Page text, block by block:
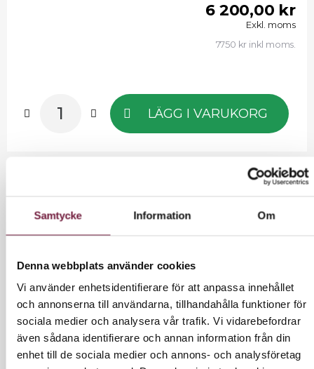
Samtycke Information Om
Denna webbplats använder cookies
Vi använder enhetsidentifierare för att anpassa innehållet
och annonserna till användarna, tillhandahålla funktioner för
sociala medier och analysera vår trafik. Vi vidarebefordrar
även sådana identifierare och annan information från din
enhet till de sociala medier och annons- och analysföretag
6 200,00 kr
Exkl. moms
7750 kr inkl moms.
LÄGG I VARUKORG
Den här moderna frisörstolen garanterar komfort
arbetseffektivitet.
Höjdjustering är möjligt och gör att du kan justera
nivån mellan 50-64 cm - även när kunden sitter i
stolen. Ryggstödet är tillverkat av syntetiskt läder
och ger utmärkt stöd för kundens rygg, vilket är